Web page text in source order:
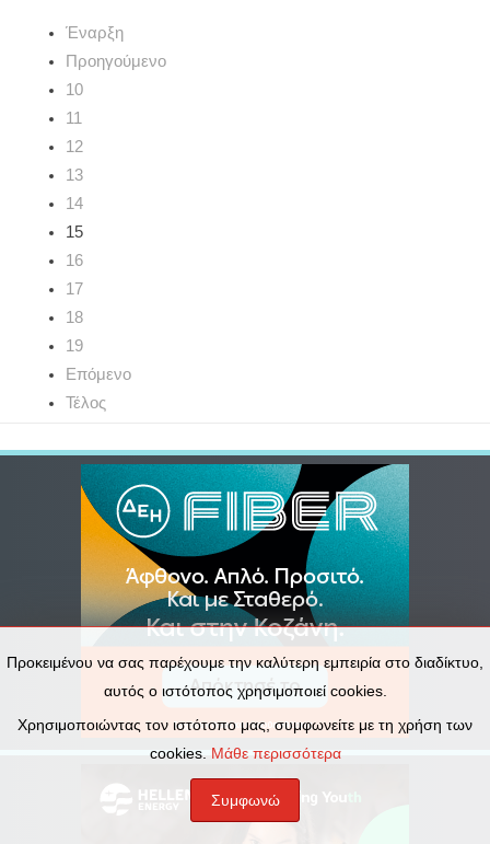
Έναρξη
Προηγούμενο
10
11
12
13
14
15
16
17
18
19
Επόμενο
Τέλος
Προκειμένου να σας παρέχουμε την καλύτερη εμπειρία στο διαδίκτυο,
αυτός ο ιστότοπος χρησιμοποιεί cookies.
Χρησιμοποιώντας τον ιστότοπο μας, συμφωνείτε με τη χρήση των
cookies. Μάθε περισσότερα
Συμφωνώ